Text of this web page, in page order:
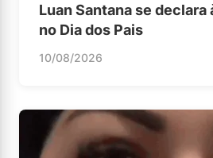
Luan Santana se declara
no Dia dos Pais
10/08/2026